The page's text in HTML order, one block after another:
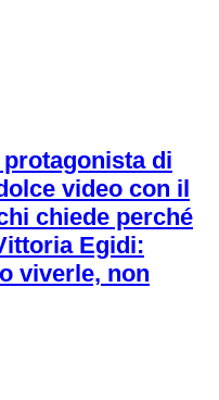
protagonista di
video con il
chiede perché
Egidi:
viverle, non